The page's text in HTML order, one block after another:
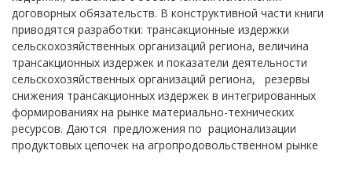
договорных обязательств. В конструктивной части книги
приводятся разработки: трансакционные издержки
сельскохозяйственных организаций региона, величина
трансакционных издержек и показатели деятельности
сельскохозяйственных организаций региона, резервы
снижения трансакционных издержек в интегрированных
формированиях на рынке материально-технических
ресурсов. Даются предложения по рационализации
продуктовых цепочек на агропродовольственном рынке